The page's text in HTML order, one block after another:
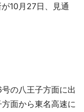
10月27日、見通
の八王子方面に出
面から東名高速に